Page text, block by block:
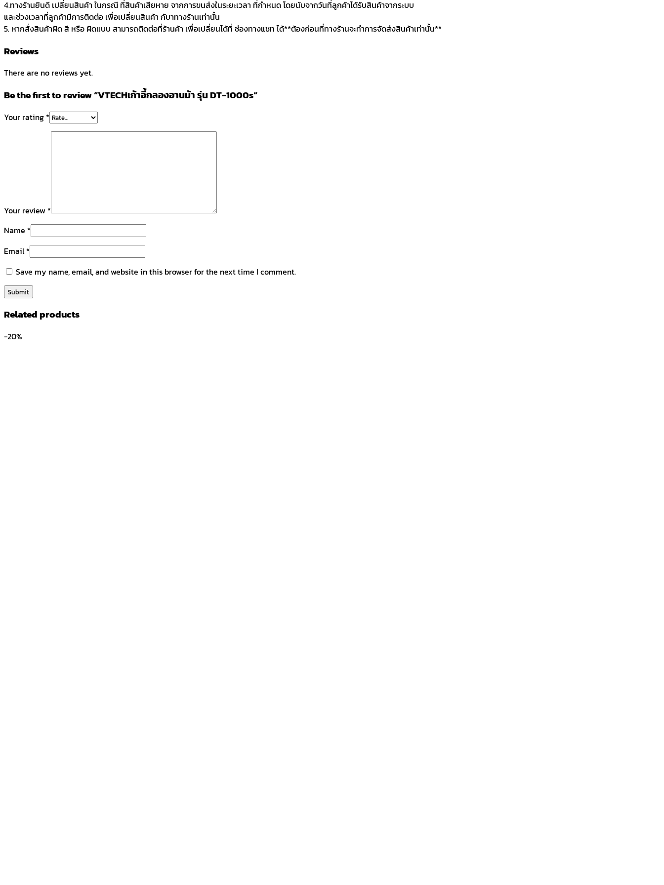
4.ทางร้านยินดี เปลี่ยนสินค้า ในกรณี ที่สินค้าเสียหาย จากการขนส่งในระยะเวลา ที่กำหนด โดยนับจากวันที่ลูกค้าได้รับสินค้าจากระบบ
และช่วงเวลาที่ลูกค้ามีการติดต่อ เพื่อเปลี่ยนสินค้า กับาทางร้านเท่านั้น
5. หากสั่งสินค้าผิด สี หรือ ผิดแบบ สามารถติดต่อที่ร้านค้า เพื่อเปลี่ยนได้ที่ ช่องทางแชท ได้**ต้องก่อนที่ทางร้านจะทำการจัดส่งสินค้าเท่านั้น**
Reviews
There are no reviews yet.
Be the first to review “VTECHเก้าอี้กลองอานม้า รุ่น DT-1000s”
Your rating *
Your review *
Name *
Email*
Save my name, email, and website in this browser for the next time I comment.
Related products
-20%